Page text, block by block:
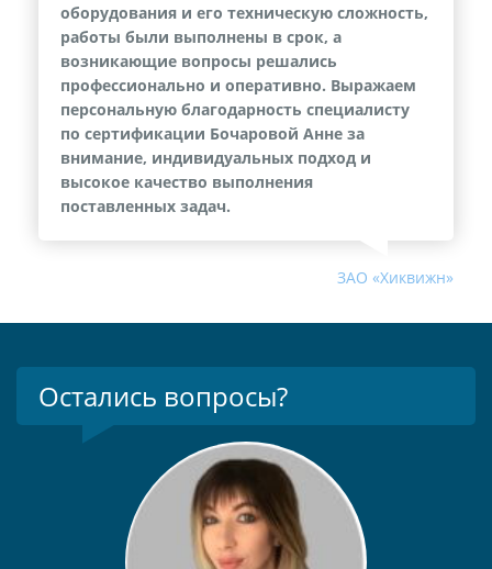
оборудования и его техническую сложность,
работы были выполнены в срок, а
возникающие вопросы решались
профессионально и оперативно. Выражаем
персональную благодарность специалисту
по сертификации Бочаровой Анне за
внимание, индивидуальных подход и
высокое качество выполнения
поставленных задач.
ЗАО «Хиквижн»
Остались вопросы?